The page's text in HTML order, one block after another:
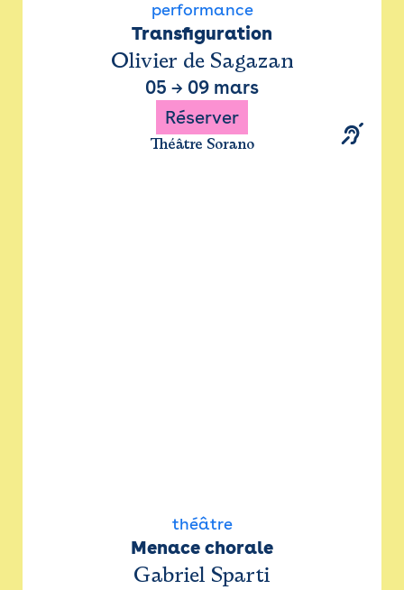
performance
Transfiguration
Olivier de Sagazan
05 → 09 mars
Réserver
Théâtre Sorano
théâtre
Menace chorale
Gabriel Sparti